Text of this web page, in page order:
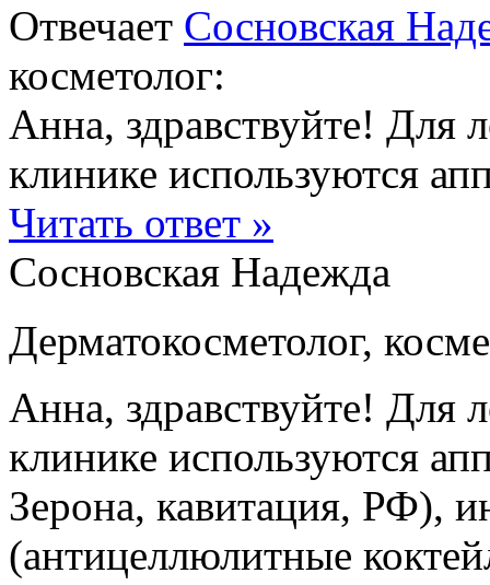
Отвечает Сосновская
косметолог:
Анна, здравствуйте! Для
клинике используются
Читать ответ »
Сосновская Надежда
Дерматокосметолог,
Анна, здравствуйте! Для
клинике используются
Зерона, кавитация, РФ),
(антицеллюлитные